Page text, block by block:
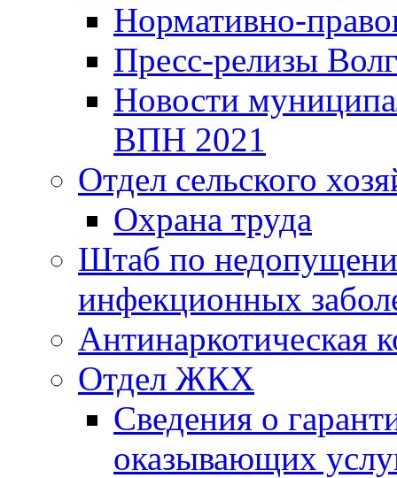
Нормативно-
Пресс-релизы
Новости
ВПН 2021
Отдел сельского
Охрана труда
Штаб по
инфекционных
Антинаркотическая
Отдел ЖКХ
Сведения о
оказывающих